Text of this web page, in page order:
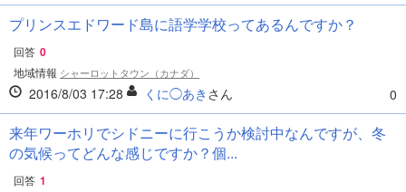
プリンスエドワード島に語学学校ってあるんですか？
回答 0
地域情報 シャーロットタウン（カナダ）
2016/8/03 17:28 くに◯あき さん 0
来年ワーホリでシドニーに行こうか検討中なんですが、冬
の気候ってどんな感じですか？個...
回答 1